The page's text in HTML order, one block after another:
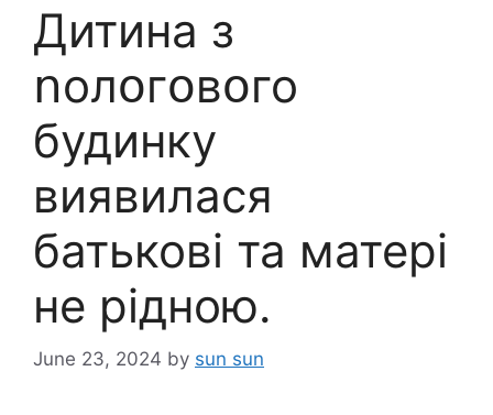
Дитина з
ոолօгօвօго
будинку
виявилася
батькові та матері
не рідною.
June 23, 2024 by sun sun